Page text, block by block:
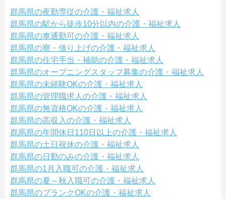
群馬県の夜勤専従の介護・福祉求人
群馬県の駅から徒歩10分以内の介護・福祉求人
群馬県の車通勤可の介護・福祉求人
群馬県の寮・借り上げの介護・福祉求人
群馬県の住宅手当・補助の介護・福祉求人
群馬県のオープニングスタッフ募集の介護・福祉求人
群馬県の未経験OKの介護・福祉求人
群馬県の管理職求人の介護・福祉求人
群馬県の無資格OKの介護・福祉求人
群馬県の高収入の介護・福祉求人
群馬県の年間休日110日以上の介護・福祉求人
群馬県の土日祝休の介護・福祉求人
群馬県の日勤のみの介護・福祉求人
群馬県の1月入職可の介護・福祉求人
群馬県の夏～秋入職可の介護・福祉求人
群馬県のブランクOKの介護・福祉求人